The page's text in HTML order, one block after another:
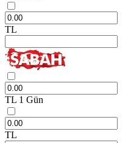
TL
TL 1 Gün
TL